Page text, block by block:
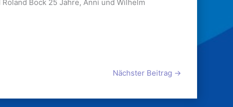
Bock 25 Jahre, Anni und Wilhelm
Nächster Beitrag →